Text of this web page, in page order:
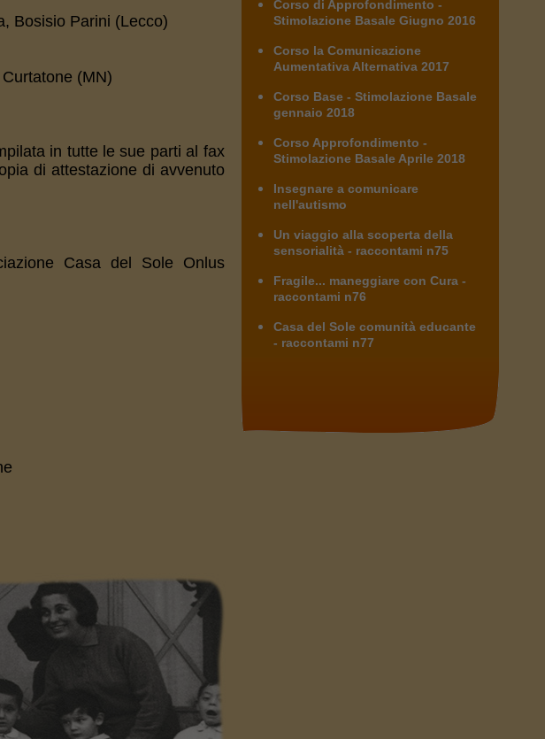
Bosisio Parini (Lecco)
(MN)
in tutte le sue parti al fax
di attestazione di avvenuto
Casa del Sole Onlus
Corso di Approfondimento -
Stimolazione Basale Giugno 2016
Corso la Comunicazione
Aumentativa Alternativa 2017
Corso Base - Stimolazione Basale
gennaio 2018
Corso Approfondimento -
Stimolazione Basale Aprile 2018
Insegnare a comunicare
nell'autismo
Un viaggio alla scoperta della
sensorialità - raccontami n75
Fragile... maneggiare con Cura -
raccontami n76
Casa del Sole comunità educante
- raccontami n77